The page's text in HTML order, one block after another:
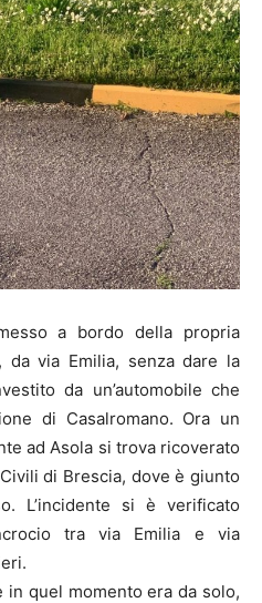
a bordo della propria
da via Emilia, senza dare la
da un’automobile che
di Casalromano. Ora un
ad Asola si trova ricoverato
di Brescia, dove è giunto
L’incidente si è verificato
tra via Emilia e via
in quel momento era da solo,